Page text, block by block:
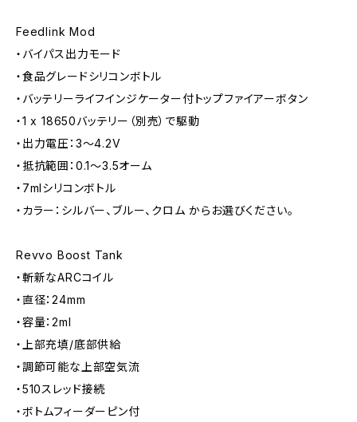
Feedlink Mod
・バイパス出力モード
・食品グレードシリコンボトル
・バッテリーライフインジケーター付トップファイアーボタン
・1 x 18650バッテリー（別売）で駆動
・出力電圧：3～4.2V
・抵抗範囲：0.1～3.5オーム
・7mlシリコンボトル
・カラー：シルバー、ブルー、クロム からお選びください。
Revvo Boost Tank
・斬新なARCコイル
・直径：24mm
・容量：2ml
・上部充填/底部供給
・調節可能な上部空気流
・510スレッド接続
・ボトムフィーダーピン付